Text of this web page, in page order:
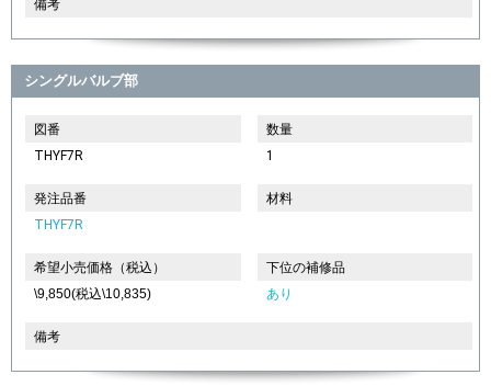
備考
シングルバルブ部
図番
THYF7R
数量
1
発注品番
THYF7R
材料
希望小売価格（税込）
\9,850(税込\10,835)
下位の補修品
あり
備考